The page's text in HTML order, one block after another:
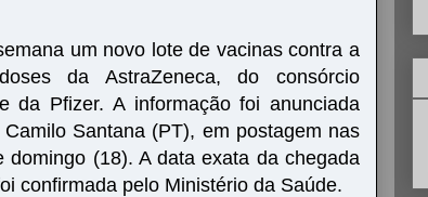
um novo lote de vacinas contra a
da AstraZeneca, do consórcio
da Pfizer. A informação foi anunciada
Santana (PT), em postagem nas
domingo (18). A data exata da chegada
confirmada pelo Ministério da Saúde.